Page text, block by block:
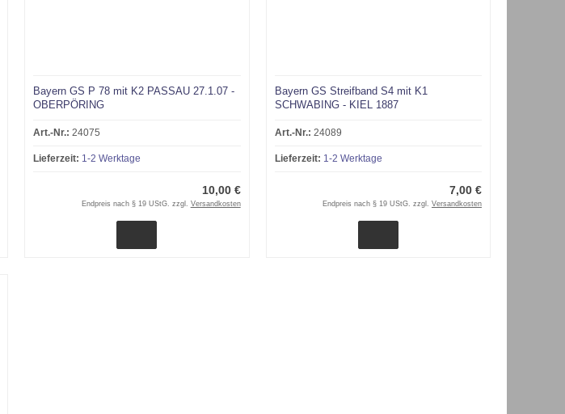
Bayern GS P 78 mit K2 PASSAU 27.1.07 -
OBERPÖRING
Art.-Nr.: 24075
Lieferzeit: 1-2 Werktage
10,00 €
Endpreis nach § 19 UStG. zzgl. Versandkosten
Bayern GS Streifband S4 mit K1
SCHWABING - KIEL 1887
Art.-Nr.: 24089
Lieferzeit: 1-2 Werktage
7,00 €
Endpreis nach § 19 UStG. zzgl. Versandkosten